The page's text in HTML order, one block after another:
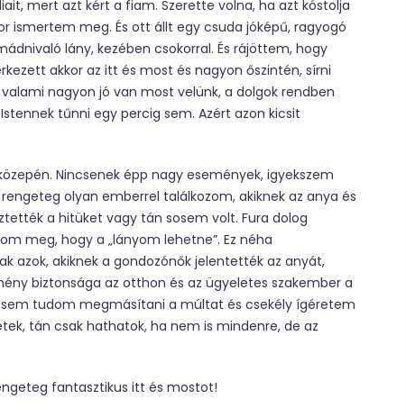
mert azt kért a fiam. Szerette volna, ha azt kóstolja
ismertem meg. És ott állt egy csuda jóképű, ragyogó
lány, kezében csokorral. És rájöttem, hogy
akkor az itt és most és nagyon őszintén, sírni
nagyon jó van most velünk, a dolgok rendben
tűnni egy percig sem. Azért azon kicsit
Nincsenek épp nagy események, igyekszem
olyan emberrel találkozom, akiknek az anya és
a hitüket vagy tán sosem volt. Fura dolog
meg, hogy a „lányom lehetne”. Ez néha
azok, akiknek a gondozónők jelentették az anyát,
biztonsága az otthon és az ügyeletes szakember a
tudom megmásítani a múltat és csekély ígéretem
tán csak hathatok, ha nem is mindenre, de az
fantasztikus itt és mostot!